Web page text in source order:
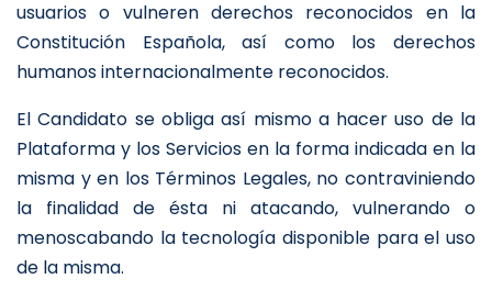
usuarios o vulneren derechos reconocidos en la
Constitución Española, así como los derechos
humanos internacionalmente reconocidos.
El Candidato se obliga así mismo a hacer uso de la
Plataforma y los Servicios en la forma indicada en la
misma y en los Términos Legales, no contraviniendo
la finalidad de ésta ni atacando, vulnerando o
menoscabando la tecnología disponible para el uso
de la misma.